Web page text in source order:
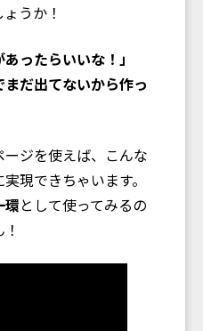
うか！
ったらいいな！」
まだ出てないから作っ
ジを使えば、こんな
現できちゃいます。
環として使ってみるの